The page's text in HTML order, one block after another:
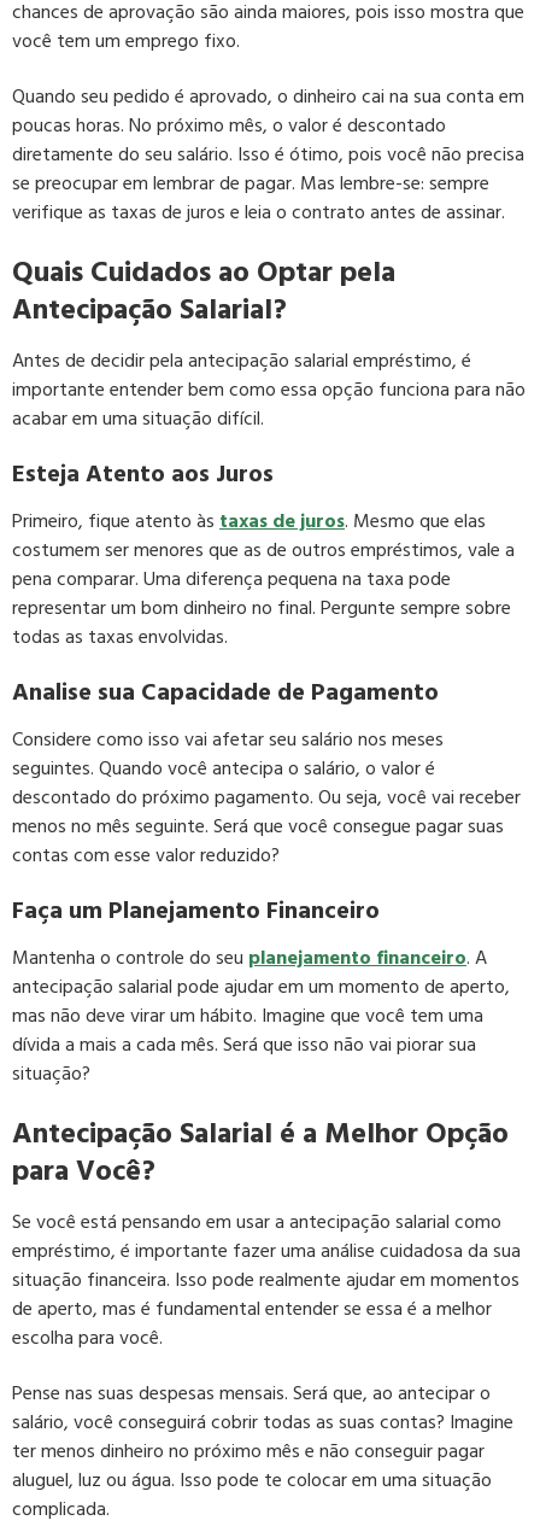
chances de aprovação são ainda maiores, pois isso mostra que
você tem um emprego fixo.
Quando seu pedido é aprovado, o dinheiro cai na sua conta em
poucas horas. No próximo mês, o valor é descontado
diretamente do seu salário. Isso é ótimo, pois você não precisa
se preocupar em lembrar de pagar. Mas lembre-se: sempre
verifique as taxas de juros e leia o contrato antes de assinar.
Quais Cuidados ao Optar pela
Antecipação Salarial?
Antes de decidir pela antecipação salarial empréstimo, é
importante entender bem como essa opção funciona para não
acabar em uma situação difícil.
Esteja Atento aos Juros
Primeiro, fique atento àstaxas de juros. Mesmo que elas
costumem ser menores que as de outros empréstimos, vale a
pena comparar. Uma diferença pequena na taxa pode
representar um bom dinheiro no final. Pergunte sempre sobre
todas as taxas envolvidas.
Analise sua Capacidade de Pagamento
Considere como isso vai afetar seu salário nos meses
seguintes. Quando você antecipa o salário, o valor é
descontado do próximo pagamento. Ou seja, você vai receber
menos no mês seguinte. Será que você consegue pagar suas
contas com esse valor reduzido?
Faça um Planejamento Financeiro
Mantenha o controle do seu planejamento financeiro. A
antecipação salarial pode ajudar em um momento de aperto,
mas não deve virar um hábito. Imagine que você tem uma
dívida a mais a cada mês. Será que isso não vai piorar sua
situação?
Antecipação Salarial é a Melhor Opção
para Você?
Se você está pensando em usar a antecipação salarial como
empréstimo, é importante fazer uma análise cuidadosa da sua
situação financeira. Isso pode realmente ajudar em momentos
de aperto, mas é fundamental entender se essa é a melhor
escolha para você.
Pense nas suas despesas mensais. Será que, ao antecipar o
salário, você conseguirá cobrir todas as suas contas? Imagine
ter menos dinheiro no próximo mês e não conseguir pagar
aluguel, luz ou água. Isso pode te colocar em uma situação
complicada.